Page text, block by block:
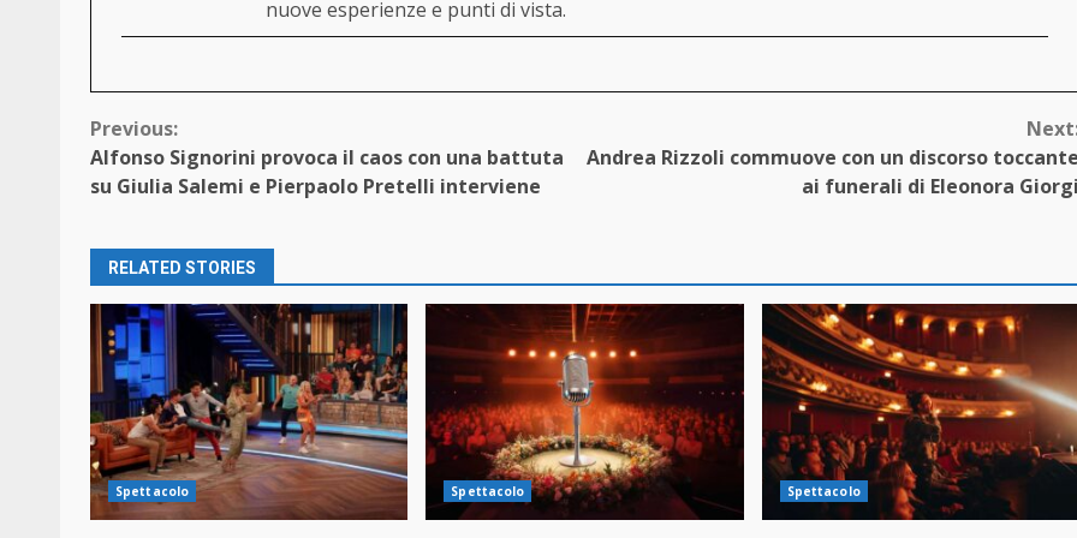
nuove esperienze e punti di vista.
Continue
Reading
Previous:
Alfonso Signorini provoca il caos con una battuta
su Giulia Salemi e Pierpaolo Pretelli interviene
Andrea Rizzoli commuove con un discorso toccante
ai funerali di Eleonora Giorgi
RELATED STORIES
Spettacolo Spettacolo Spettacolo